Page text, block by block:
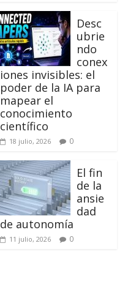
Desc
ubrie
ndo
conex
iones invisibles: el
poder de la IA para
mapear el
conocimiento
científico
18 julio, 2026 0
El fin
de la
ansie
dad
de autonomía
11 julio, 2026 0